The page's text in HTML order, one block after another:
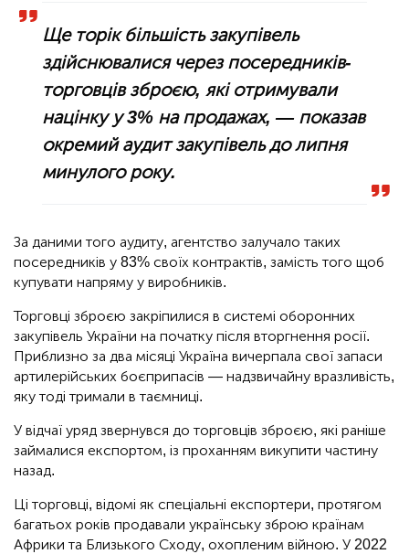
Ще торік більшість закупівель
здійснювалися через посередників-
торговців зброєю, які отримували
націнку у 3% на продажах, — показав
окремий аудит закупівель до липня
минулого року.
За даними того аудиту, агентство залучало таких
посередників у 83% своїх контрактів, замість того щоб
купувати напряму у виробників.
Торговці зброєю закріпилися в системі оборонних
закупівель України на початку після вторгнення росії.
Приблизно за два місяці Україна вичерпала свої запаси
артилерійських боєприпасів — надзвичайну вразливість,
яку тоді тримали в таємниці.
У відчаї уряд звернувся до торговців зброєю, які раніше
займалися експортом, із проханням викупити частину
назад.
Ці торговці, відомі як спеціальні експортери, протягом
багатьох років продавали українську зброю країнам
Африки та Близького Сходу, охопленим війною. У 2022